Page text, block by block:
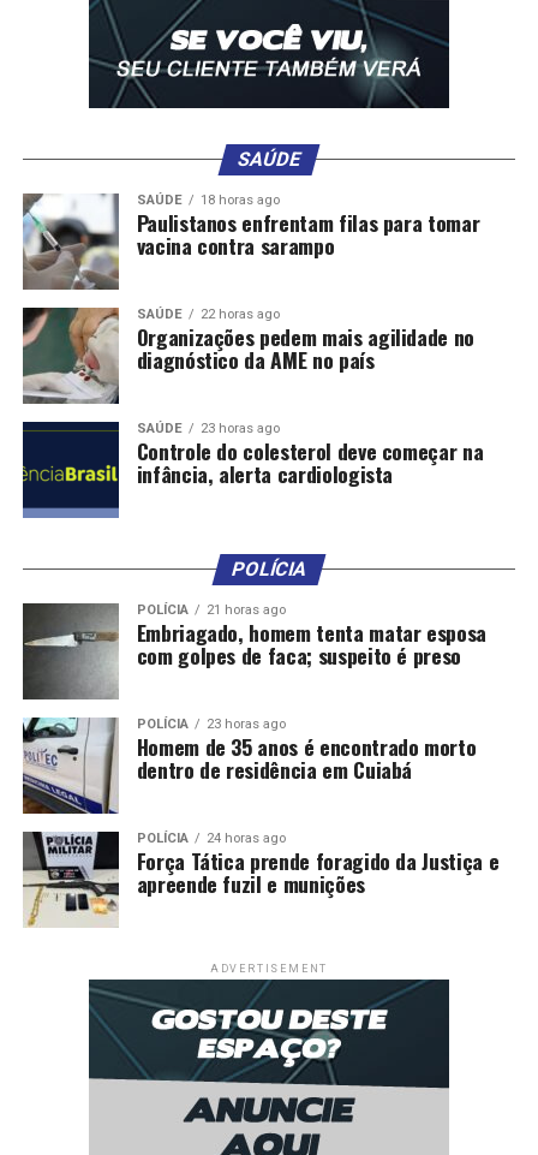
Comentários
RELATED TOPICS:
DESEMBARGADOR
DESTAQUE
FAISSAL FINANCEIRA
MOVIMENTAÇÃO
PF flagra transferências bancárias de empresas do
agronegócio de MT para alvos de operação
DON'T MISS
Advogado também é alvo da Polícia Federal por suposto
esquema de venda de sentenças no TJ
SAÚDE
SAÚDE 18 horas ago
Paulistanos enfrentam filas para tomar
vacina contra sarampo
SAÚDE 22 horas ago
Organizações pedem mais agilidade no
diagnóstico da AME no país
SAÚDE 23 horas ago
Controle do colesterol deve começar na
infância, alerta cardiologista
POLÍCIA
POLÍCIA 21 horas ago
Embriagado, homem tenta matar esposa
com golpes de faca; suspeito é preso
POLÍCIA 23 horas ago
Homem de 35 anos é encontrado morto
dentro de residência em Cuiabá
POLÍCIA 24 horas ago
Força Tática prende foragido da Justiça e
apreende fuzil e munições
ADVERTISEMENT